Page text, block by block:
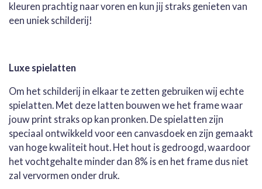
kleuren prachtig naar voren en kun jij straks genieten van
een uniek schilderij!
Luxe spielatten
Om het schilderij in elkaar te zetten gebruiken wij echte
spielatten. Met deze latten bouwen we het frame waar
jouw print straks op kan pronken. De spielatten zijn
speciaal ontwikkeld voor een canvasdoek en zijn gemaakt
van hoge kwaliteit hout. Het hout is gedroogd, waardoor
het vochtgehalte minder dan 8% is en het frame dus niet
zal vervormen onder druk.